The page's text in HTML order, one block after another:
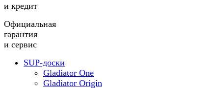
и кредит
Официальная
гарантия
и сервис
SUP-доски
Gladiator One
Gladiator Origin